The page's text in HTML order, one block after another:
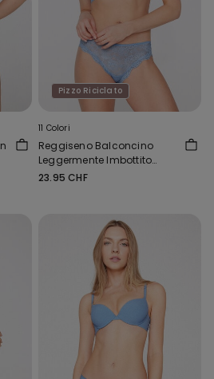
Pizzo Riciclato
11 Colori
Reggiseno Balconcino
Leggermente Imbottito
Pizzo Riciclato Wien
23.95 CHF